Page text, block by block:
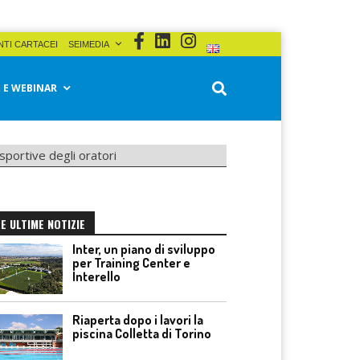
CARTACEI SEIMEDIA
E WEBINAR
degli oratori
ULTIME NOTIZIE
Inter, un piano di sviluppo
per Training Center e
Interello
Riaperta dopo i lavori la
piscina Colletta di Torino